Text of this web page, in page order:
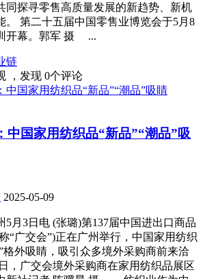
同探寻零售高质量发展的新趋势、新机
。 第二十五届中国零售业博览会于5月8
开幕。郭军 摄 ...
链
，发现 0个评论
中国家用纺织品“新品”“潮品”吸
2025-05-09
3日电 (张璐)第137届中国进出口商品
“广交会”)正在广州举行，中国家用纺织
格外吸睛，吸引众多境外采购商前来洽
，广交会境外采购商在家用纺织品展区